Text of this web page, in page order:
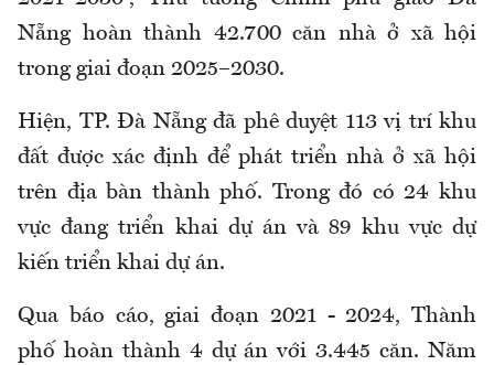
Nẵng hoàn thành 42.700 căn nhà ở xã hội
trong giai đoạn 2025–2030.
Hiện, TP. Đà Nẵng đã phê duyệt 113 vị trí khu
đất được xác định để phát triển nhà ở xã hội
trên địa bàn thành phố. Trong đó có 24 khu
vực đang triển khai dự án và 89 khu vực dự
kiến triển khai dự án.
Qua báo cáo, giai đoạn 2021 - 2024, Thành
phố hoàn thành 4 dự án với 3.445 căn. Năm